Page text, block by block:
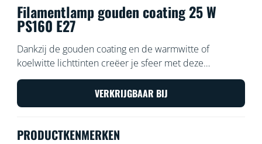
Filamentlamp gouden coating 25 W
PS160 E27
Dankzij de gouden coating en de warmwitte of
koelwitte lichttinten creëer je sfeer met deze
verlengde slimme WiZ Filament lamp in vintage stijl
met instelbaar wit licht. Gebruik de WiZ app of je stem
om de verlichting te dimmen of feller te zetten, of
Fi-setups.
VERKRIJGBAAR BIJ
PRODUCTKENMERKEN